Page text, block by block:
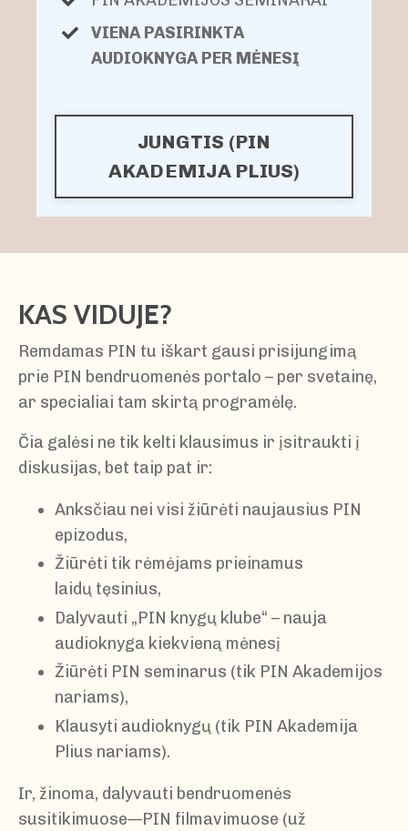
VIENA PASIRINKTA
AUDIOKNYGA PER MĖNESĮ
JUNGTIS (PIN
AKADEMIJA PLIUS)
KAS VIDUJE?
Remdamas PIN tu iškart gausi prisijungimą
prie PIN bendruomenės portalo – per svetainę,
ar specialiai tam skirtą programėlę.
Čia galėsi ne tik kelti klausimus ir įsitraukti į
diskusijas, bet taip pat ir:
Anksčiau nei visi žiūrėti naujausius PIN
epizodus,
Žiūrėti tik rėmėjams prieinamus
laidų tęsinius,
Dalyvauti „PIN knygų klube“ – nauja
audioknyga kiekvieną mėnesį
Žiūrėti PIN seminarus (tik PIN Akademijos
nariams),
Klausyti audioknygų (tik PIN Akademija
Plius nariams).
Ir, žinoma, dalyvauti bendruomenės
susitikimuose—PIN filmavimuose (už